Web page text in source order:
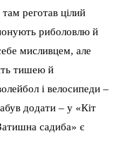
реготав цілий
риболовлю й
мисливцем, але
тишею й
і велосипеди –
додати – у «Кіт
садиба» є